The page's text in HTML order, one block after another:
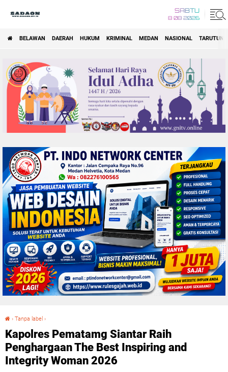
SABTU
8 08 2026
BELAWAN DAERAH HUKUM KRIMINAL MEDAN NASIONAL TARUTUNG
› Tanpa label ›
Kapolres Pematamg Siantar Raih
Penghargaan The Best Inspiring and
Integrity Woman 2026